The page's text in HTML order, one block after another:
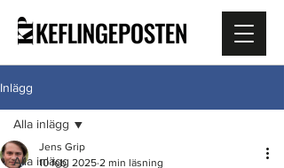
Inlägg
Alla inlägg
Alla inlägg
Jens Grip
10 feb. 2025 2 min läsning